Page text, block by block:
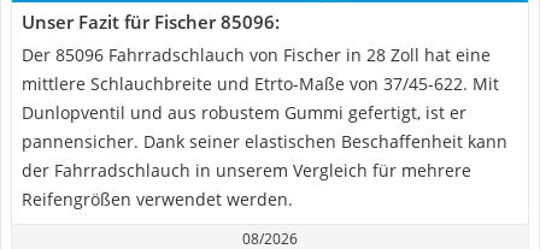
Unser Fazit für Fischer 85096:
Der 85096 Fahrradschlauch von Fischer in 28 Zoll hat eine
mittlere Schlauchbreite und Etrto-Maße von 37/45-622. Mit
Dunlopventil und aus robustem Gummi gefertigt, ist er
pannensicher. Dank seiner elastischen Beschaffenheit kann
der Fahrradschlauch in unserem Vergleich für mehrere
Reifengrößen verwendet werden.
08/2026